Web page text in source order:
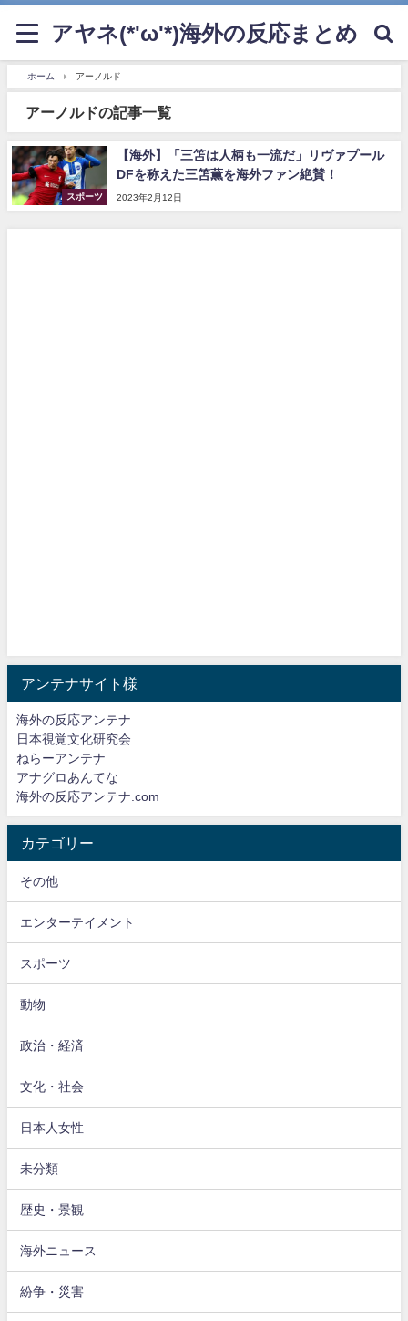
アヤネ(*'ω'*)海外の反応まとめ
ホーム アーノルド
アーノルドの記事一覧
スポーツ
【海外】「三笘は人柄も一流だ」リヴァプール
DFを称えた三笘薫を海外ファン絶賛！
2023年2月12日
アンテナサイト様
海外の反応アンテナ
日本視覚文化研究会
ねらーアンテナ
アナグロあんてな
海外の反応アンテナ.com
カテゴリー
その他
エンターテイメント
スポーツ
動物
政治・経済
文化・社会
日本人女性
未分類
歴史・景観
海外ニュース
紛争・災害